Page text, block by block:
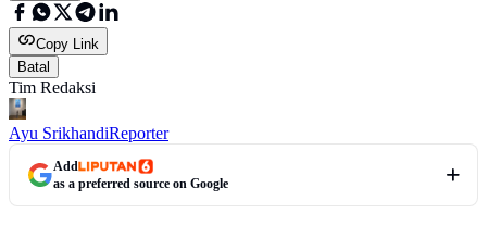
Copy Link
Batal
Tim Redaksi
Ayu SrikhandiReporter
Add
as a preferred source on Google